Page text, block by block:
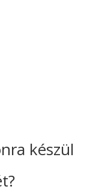
készül